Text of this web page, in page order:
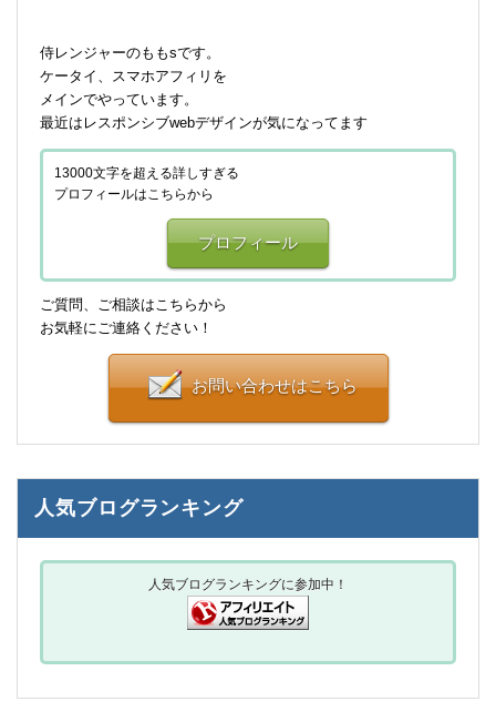
侍レンジャーのももsです。
ケータイ、スマホアフィリを
メインでやっています。
最近はレスポンシブwebデザインが気になってます
13000文字を超える詳しすぎる
プロフィールはこちらから
プロフィール
ご質問、ご相談はこちらから
お気軽にご連絡ください！
お問い合わせはこちら
人気ブログランキング
人気ブログランキングに参加中！